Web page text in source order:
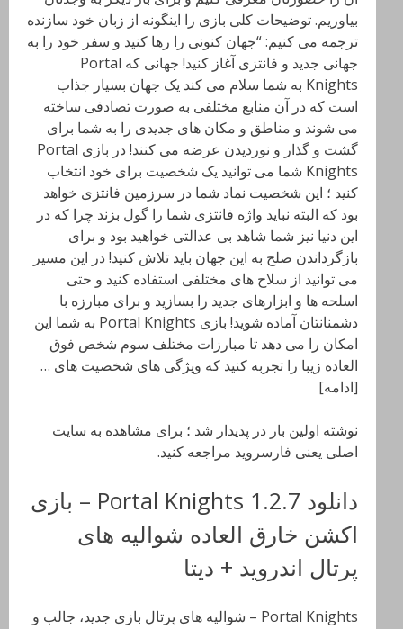
بیاوریم. توضیحات کلی بازی را اینگونه از زبان خود سازنده
ترجمه می کنیم: “جهان کنونی را رها کنید و سفر خود را به
جهانی جدید و فانتزی آغاز کنید! جهانی که Portal
Knights به شما سلام می کند یک جهان بسیار جذاب
است که در آن منابع مختلفی به صورت تصادفی ساخته
می شوند و مناطق و مکان های جدیدی را به شما برای
گشت و گذار و نوردیدن عرضه می کنند! در بازی Portal
Knights شما می توانید یک شخصیت برای خود انتخاب
کنید ؛ این شخصیت نماد شما در سرزمین فانتزی خواهد
بود که البته نباید واژه فانتزی شما را گول بزند چرا که در
این دنیا نیز شما شاهد بی عدالتی خواهید بود و برای
بازگرداندن صلح به این جهان باید تلاش کنید! در این مسیر
می توانید از سلاح های مختلفی استفاده کنید و حتی
اسلحه ها و ابزارهای جدید را بسازید و برای مبارزه با
دشمنانتان آماده شوید! بازی Portal Knights به شما این
امکان را می دهد تا مبارزات مختلف سوم شخص فوق
العاده زیبا را تجربه کنید که ویژگی های شخصیت های …
[ادامه]
نوشته اولین بار در پدیدار شد ؛ برای مشاهده به سایت
اصلی یعنی فارسروید مراجعه کنید.
دانلود Portal Knights 1.2.7 – بازی
اکشن خارق العاده شوالیه های
پرتال اندروید + دیتا
Portal Knights – شوالیه های پرتال بازی جدید، جالب و